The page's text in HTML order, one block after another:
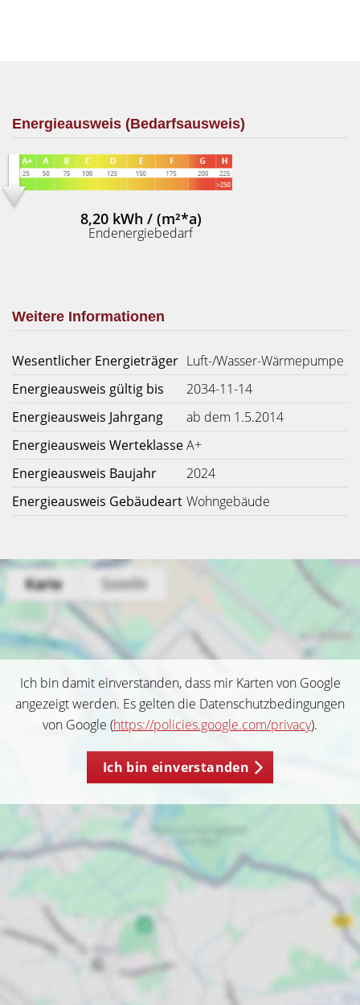
Energieausweis (Bedarfsausweis)
8,20 kWh / (m²*a)
Endenergiebedarf
Weitere Informationen
Wesentlicher Energieträger Luft-/Wasser-Wärmepumpe
Energieausweis gültig bis
2034-11-14
Energieausweis Jahrgang
ab dem 1.5.2014
Energieausweis WerteklasseA+
Energieausweis Baujahr
2024
Energieausweis Gebäudeart Wohngebäude
Ich bin damit einverstanden, dass mir Karten von Google
angezeigt werden. Es gelten die Datenschutzbedingungen
von Google (https://policies.google.com/privacy).
Ich bin einverstanden